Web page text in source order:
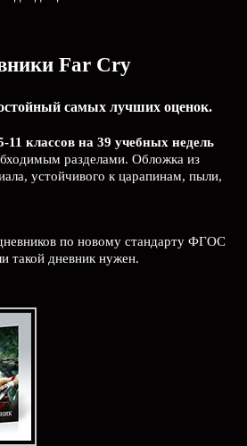
Far Cry
самых лучших оценок.
11 классов на 39 учебных недель
разделами. Обложка из
устойчивого к царапинам, пыли,
по новому стандарту ФГОС
такой дневник нужен.